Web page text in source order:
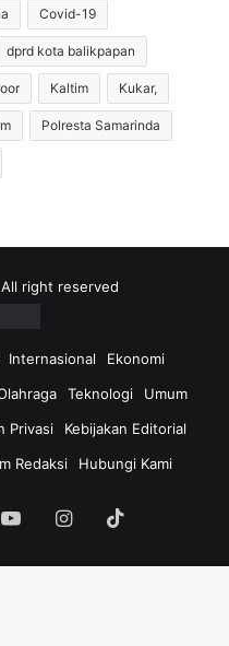
u
n
t
u
k
:
Covid-19
dprd kota balikpapan
Kaltim Kukar,
Polresta Samarinda
right reserved
Internasional
Ekonomi
Teknologi
Umum
Privasi
Kebijakan Editorial
Redaksi Hubungi Kami
YouTubeInstagram